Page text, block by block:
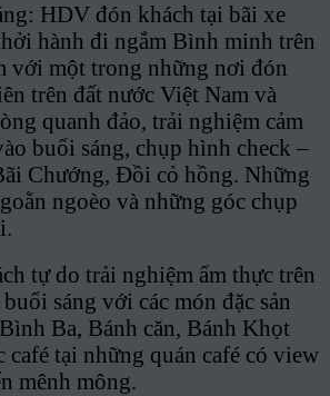
HDV đón khách tại bãi xe
hành đi ngắm Bình minh trên
với một trong những nơi đón
trên đất nước Việt Nam và
quanh đảo, trải nghiệm cảm
buổi sáng, chụp hình check –
Chướng, Đồi cỏ hồng. Những
ngoèo và những góc chụp
tự do trải nghiệm ẩm thực trên
sáng với các món đặc sản
Ba, Bánh căn, Bánh Khọt
café tại những quán café có view
mênh mông.